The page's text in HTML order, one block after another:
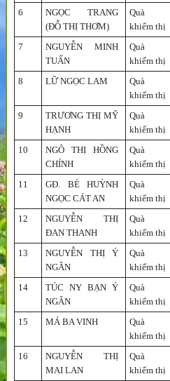
6
NGỌC TRANG
(ĐỖ THỊ THƠM)
Quà
khiếm thị
7
NGUYỄN MINH
TUẤN
Quà
khiếm thị
8 LỮ NGỌC LAM
Quà
khiếm thị
9
TRƯƠNG THỊ MỸ
HẠNH
Quà
khiếm thị
10
NGÔ THỊ HỒNG
CHÍNH
Quà
khiếm thị
11
GĐ. BÉ HUỲNH
NGỌC CÁT AN
Quà
khiếm thị
12
NGUYỄN THỊ
ĐAN THANH
Quà
khiếm thị
13
NGUYỄN THỊ Ý
NGÂN
Quà
khiếm thị
14
TÚC NY BẠN Ý
NGÂN
Quà
khiếm thị
15 MÁ BA VINH
Quà
khiếm thị
16
NGUYỄN THỊ
MAI LAN
Quà
khiếm thị